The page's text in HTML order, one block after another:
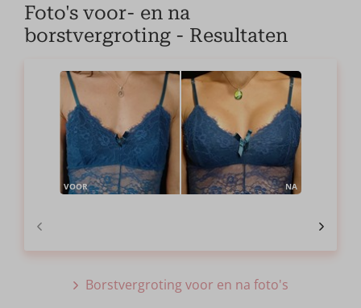
Foto's voor- en na
borstvergroting - Resultaten
VOOR NA
Borstvergroting voor en na foto's